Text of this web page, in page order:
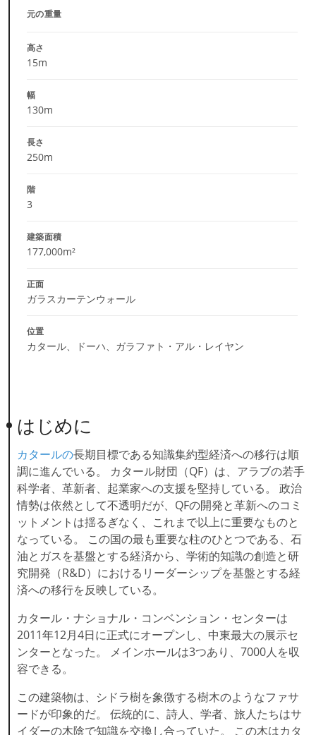
元の重量
高さ
15m
幅
130m
長さ
250m
階
3
建築面積
177,000m²
正面
ガラスカーテンウォール
位置
カタール、ドーハ、ガラファト・アル・レイヤン
はじめに
カタールの長期目標である知識集約型経済への移行は順
調に進んでいる。 カタール財団（QF）は、アラブの若手
科学者、革新者、起業家への支援を堅持している。 政治
情勢は依然として不透明だが、QFの開発と革新へのコミ
ットメントは揺るぎなく、これまで以上に重要なものと
なっている。 この国の最も重要な柱のひとつである、石
油とガスを基盤とする経済から、学術的知識の創造と研
究開発（R&D）におけるリーダーシップを基盤とする経
済への移行を反映している。
カタール・ナショナル・コンベンション・センターは
2011年12月4日に正式にオープンし、中東最大の展示セ
ンターとなった。 メインホールは3つあり、7000人を収
容できる。
この建築物は、シドラ樹を象徴する樹木のようなファサ
ードが印象的だ。 伝統的に、詩人、学者、旅人たちはサ
イダーの木陰で知識を交換し合っていた。 この木はカタ